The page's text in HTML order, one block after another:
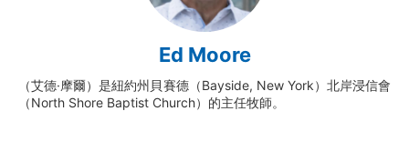
解經式講道與神學
福音傳講與宣教 成員制與教會紀律
隱私條款
正體中文
西班牙語
葡萄牙語
俄語
烏茲別克語
达里语
Ed Moore
（艾德·摩爾）是紐約州貝賽德（Bayside, New York）北岸浸信會
（North Shore Baptist Church）的主任牧師。